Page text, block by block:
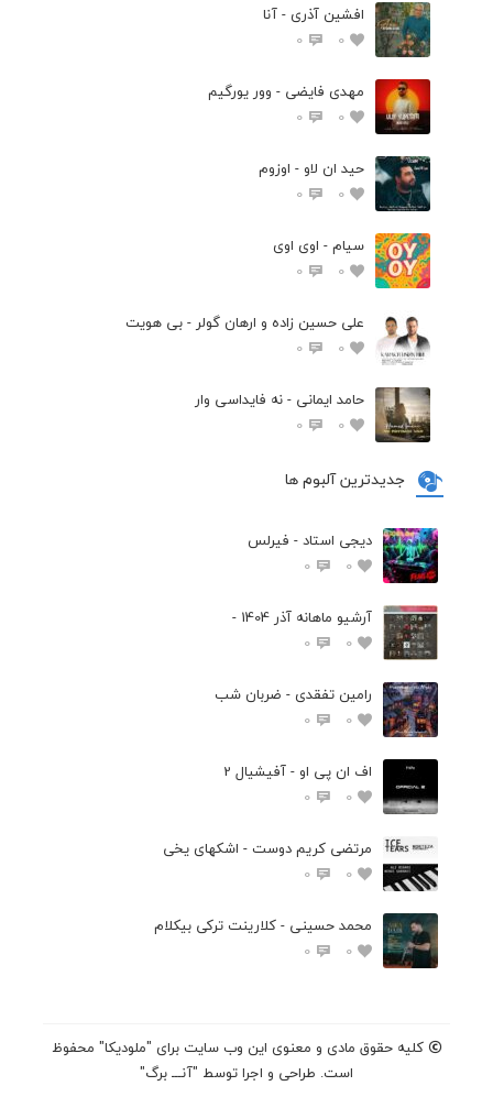
افشین آذری - آنا
0
0
مهدی فایضی - وور یورگیم
0
0
حید ان لاو - اوزوم
0
0
سیام - اوی اوی
0
0
علی حسین زاده و ارهان گولر - بی هویت
0
0
حامد ایمانی - نه فایداسی وار
0
0
جدیدترین آلبوم ها
دیجی استاد - فیرلس
0
0
آرشیو ماهانه آذر 1404 -
0
0
رامین تفقدی - ضربان شب
0
0
اف ان پی او - آفیشیال 2
0
0
مرتضی کریم دوست - اشکهای یخی
0
0
محمد حسینی - کلارینت ترکی بیکلام
0
0
کلیه حقوق مادی و معنوی این وب سایت برای "ملودیکا" محفوظ
است. طراحی و اجرا توسط "آنـــ برگ"